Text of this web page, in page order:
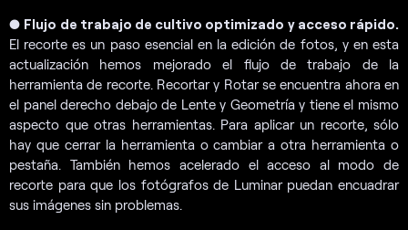
● Flujo de trabajo de cultivo optimizado y acceso rápido.
El recorte es un paso esencial en la edición de fotos, y en esta
actualización hemos mejorado el flujo de trabajo de la
herramienta de recorte. Recortar y Rotar se encuentra ahora en
el panel derecho debajo de Lente y Geometría y tiene el mismo
aspecto que otras herramientas. Para aplicar un recorte, sólo
hay que cerrar la herramienta o cambiar a otra herramienta o
pestaña. También hemos acelerado el acceso al modo de
recorte para que los fotógrafos de Luminar puedan encuadrar
sus imágenes sin problemas.